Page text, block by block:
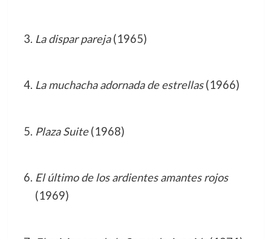
La dispar pareja(1965)
La muchacha adornada de estrellas(1966)
Plaza Suite(1968)
El último de los ardientes amantes rojos
(1969)